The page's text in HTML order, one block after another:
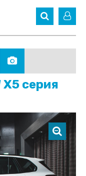
серия